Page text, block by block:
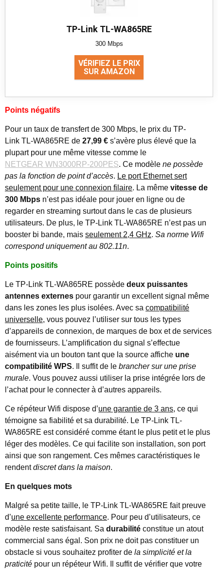
TP-Link TL-WA865RE
300 Mbps
VÉRIFIEZ LE PRIX
SUR AMAZON
Points négatifs
Pour un taux de transfert de 300 Mbps, le prix du TP-
Link TL-WA865RE de 27,99 € s’avère plus élevé que la
plupart pour une même vitesse comme le
NETGEAR WN3000RP-200PES. Ce modèle ne possède
pas la fonction de point d’accès. Le port Ethernet sert
seulement pour une connexion filaire. La même vitesse de
300 Mbps n’est pas idéale pour jouer en ligne ou de
regarder en streaming surtout dans le cas de plusieurs
utilisateurs. De plus, le TP-Link TL-WA865RE n’est pas un
booster bi bande, mais seulement 2,4 GHz. Sa norme Wifi
correspond uniquement au 802.11n.
Points positifs
Le TP-Link TL-WA865RE possède deux puissantes
antennes externes pour garantir un excellent signal même
dans les zones les plus isolées. Avec sa compatibilité
universelle, vous pouvez l’utiliser sur tous les types
d’appareils de connexion, de marques de box et de services
de fournisseurs. L’amplification du signal s’effectue
aisément via un bouton tant que la source affiche une
compatibilité WPS. Il suffit de le brancher sur une prise
murale. Vous pouvez aussi utiliser la prise intégrée lors de
l’achat pour le connecter à d’autres appareils.
Ce répéteur Wifi dispose d’une garantie de 3 ans, ce qui
témoigne sa fiabilité et sa durabilité. Le TP-Link TL-
WA865RE est considéré comme étant le plus petit et le plus
léger des modèles. Ce qui facilite son installation, son port
ainsi que son rangement. Ces mêmes caractéristiques le
rendentdiscret dans la maison.
En quelques mots
Malgré sa petite taille, le TP-Link TL-WA865RE fait preuve
d’une excellente performance. Pour peu d’utilisateurs, ce
modèle reste satisfaisant. Sa durabilité constitue un atout
commercial sans égal. Son prix ne doit pas constituer un
obstacle si vous souhaitez profiter de la simplicité et la
praticité pour un répéteur Wifi. Il suffit de vérifier que votre